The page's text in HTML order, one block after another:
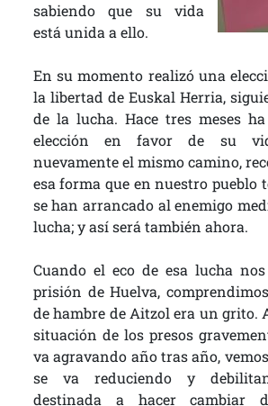
sabiendo que su vida
está unida a ello.
En su momento realizó una
la libertad de Euskal Herria,
de la lucha. Hace tres meses
elección en favor de su
nuevamente el mismo camino,
esa forma que en nuestro pueblo
se han arrancado al enemigo
lucha; y así será también ahora.
Cuando el eco de esa lucha
prisión de Huelva,
de hambre de Aitzol era un grito.
situación de los presos
va agravando año tras año,
se va reduciendo y
destinada a hacer cambiar